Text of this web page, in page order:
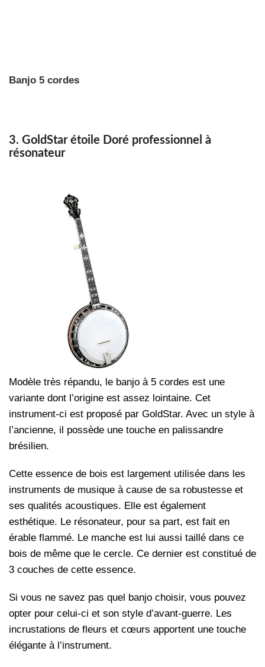
Banjo 5 cordes
3. GoldStar étoile Doré professionnel à
résonateur
Modèle très répandu, le banjo à 5 cordes est une
variante dont l’origine est assez lointaine. Cet
instrument-ci est proposé par GoldStar. Avec un style à
l’ancienne, il possède une touche en palissandre
brésilien.
Cette essence de bois est largement utilisée dans les
instruments de musique à cause de sa robustesse et
ses qualités acoustiques. Elle est également
esthétique. Le résonateur, pour sa part, est fait en
érable flammé. Le manche est lui aussi taillé dans ce
bois de même que le cercle. Ce dernier est constitué de
3 couches de cette essence.
Si vous ne savez pas quel banjo choisir, vous pouvez
opter pour celui-ci et son style d’avant-guerre. Les
incrustations de fleurs et cœurs apportent une touche
élégante à l’instrument.